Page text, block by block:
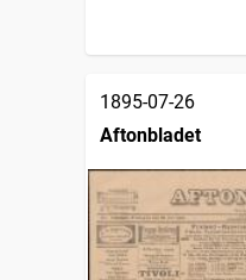
1895-07-26
Aftonbladet